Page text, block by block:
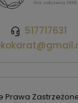
517717631
Prawa Zastrzeżone